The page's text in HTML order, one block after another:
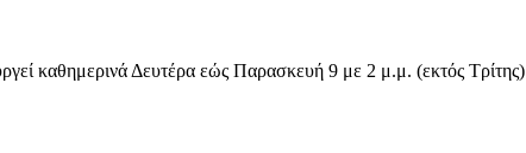
καθημερινά Δευτέρα εώς Παρασκευή 9 με 2 μ.μ. (εκτός Τρίτης)